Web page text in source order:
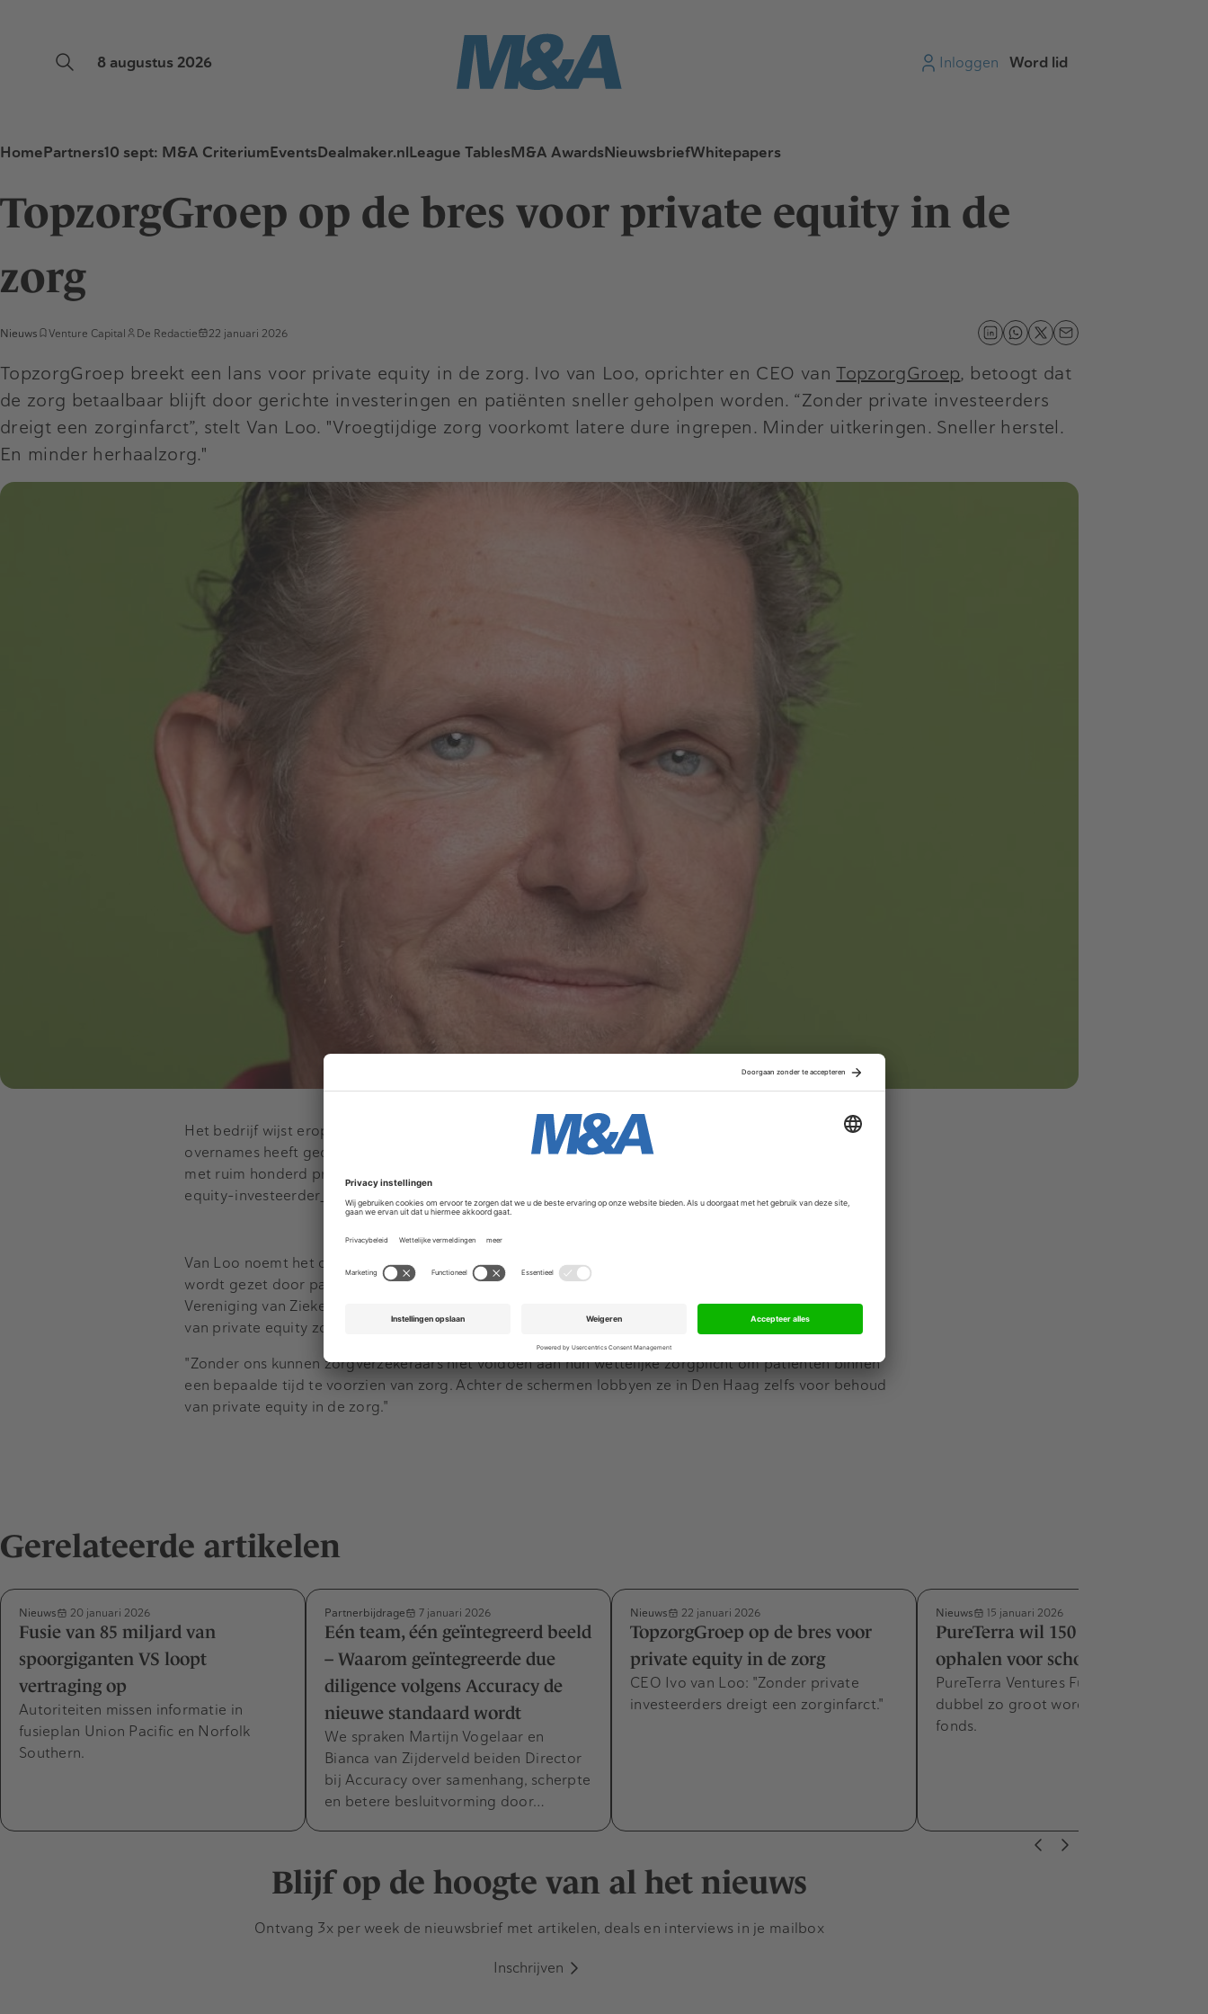
8 augustus 2026 Inloggen Word lid
HomePartners10 sept: M&A CriteriumEventsDealmaker.nlLeague TablesM&A AwardsNieuwsbriefWhitepapers
TopzorgGroep op de bres voor private equity in de
zorg
Nieuws Venture Capital De Redactie 22 januari 2026
TopzorgGroep breekt een lans voor private equity in de zorg. Ivo van Loo, oprichter en CEO vanTopzorgGroep, betoogt dat
de zorg betaalbaar blijft door gerichte investeringen en patiënten sneller geholpen worden. “Zonder private investeerders
dreigt een zorginfarct”, stelt Van Loo. "Vroegtijdige zorg voorkomt latere dure ingrepen. Minder uitkeringen. Sneller herstel.
En minder herhaalzorg."
Het bedrijf wijst erop dat het met behulp van een private investeerder de afgelopen vijf jaar tientallen
overnames heeft gedaan. Met als klapstuk eind december deovername van FysioHolland
met ruim honderd praktijken voor fysiotherapie. TopzorgGroep wordt ondersteund door private
equity-investeerder Capital A , het vroegere ABN AMRO Participatiefonds.
Van Loo noemt het onbegrijpelijk dat private equity in de zorg voortdurend in een negatief daglicht
wordt gezet door partijen die er belang bij hebben. Hij noemt in dit verband de Nederlandse
Vereniging van Ziekenhuizen en Zorgverzekeraars Nederland.
ede door de investeringen
van private equity zorg inrichten waar de patiënt wel voorop staat."
"Zonder ons kunnen zorgverzekeraars niet voldoen aan hun wettelijke zorgplicht om patiënten binnen
een bepaalde tijd te voorzien van zorg. Achter de schermen lobbyen ze in Den Haag zelfs voor behoud
van private equity in de zorg."
Gerelateerde artikelen
Nieuws 20 januari 2026
Fusie van 85 miljard van
spoorgiganten VS loopt
vertraging op
Autoriteiten missen informatie in
fusieplan Union Pacific en Norfolk
Southern.
Partnerbijdrage 7 januari 2026
Eén team, één geïntegreerd beeld
– Waarom geïntegreerde due
diligence volgens Accuracy de
nieuwe standaard wordt
We spraken Martijn Vogelaar en
Bianca van Zijderveld beiden Director
bij Accuracy over samenhang, scherpte
en betere besluitvorming door…
Nieuws 22 januari 2026
TopzorgGroep op de bres voor
private equity in de zorg
CEO Ivo van Loo: "Zonder private
investeerders dreigt een zorginfarct."
Nieuws 15 januari 2026
PureTerra wil 150 miljoen
ophalen voor schoon water-fonds
PureTerra Ventures Fund II moet
dubbel zo groot worden als het eerste
fonds.
Blijf op de hoogte van al het nieuws
Ontvang 3x per week de nieuwsbrief met artikelen, deals en interviews in je mailbox
Inschrijven